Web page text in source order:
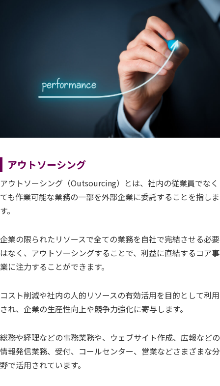
アウトソーシング
アウトソーシング（Outsourcing）とは、社内の従業員でなく
ても作業可能な業務の一部を外部企業に委託することを指しま
す。
企業の限られたリソースで全ての業務を自社で完結させる必要
はなく、アウトソーシングすることで、利益に直結するコア事
業に注力することができます。
コスト削減や社内の人的リソースの有効活用を目的として利用
され、企業の生産性向上や競争力強化に寄与します。
総務や経理などの事務業務や、ウェブサイト作成、広報などの
情報発信業務、受付、コールセンター、営業などさまざまな分
野で活用されています。